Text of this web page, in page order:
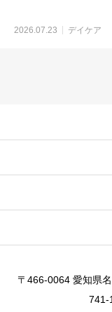
2026.07.23 デイケア
〒466-0064 愛知県